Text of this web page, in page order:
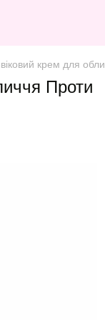
крем для
Проти